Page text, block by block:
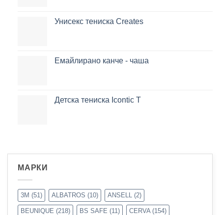
Унисекс тениска Creates
Емайлирано канче - чаша
Детска тениска Icontic T
МАРКИ
3M (51) ALBATROS (10) ANSELL (2)
BEUNIQUE (218) BS SAFE (11) CERVA (154)